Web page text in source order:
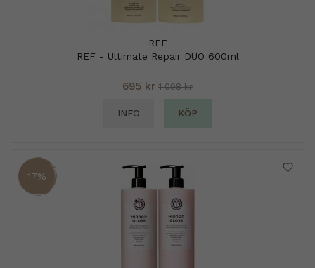
REF
REF - Ultimate Repair DUO 600ml
695 kr 1 098 kr
INFO KÖP
17%